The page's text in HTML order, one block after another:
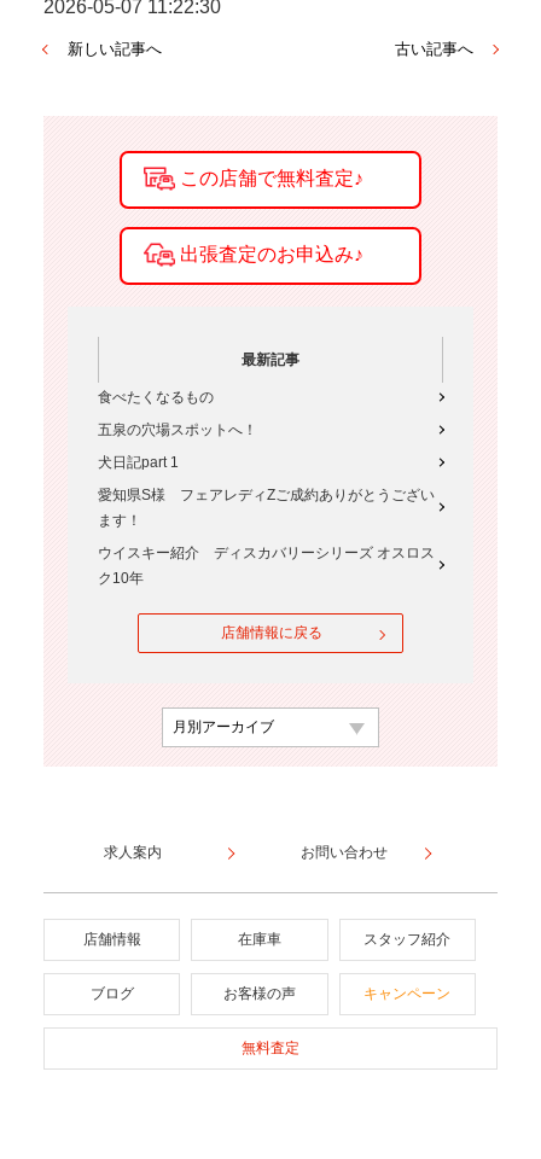
2026-05-07 11:22:30
新しい記事へ 古い記事へ
最新記事
食べたくなるもの
五泉の穴場スポットへ！
犬日記part 1
愛知県S様 フェアレディZご成約ありがとうござい
ます！
ウイスキー紹介 ディスカバリーシリーズ オスロス
ク10年
店舗情報に戻る
求人案内 お問い合わせ
店舗情報 在庫車 スタッフ紹介
ブログ お客様の声 キャンペーン
無料査定